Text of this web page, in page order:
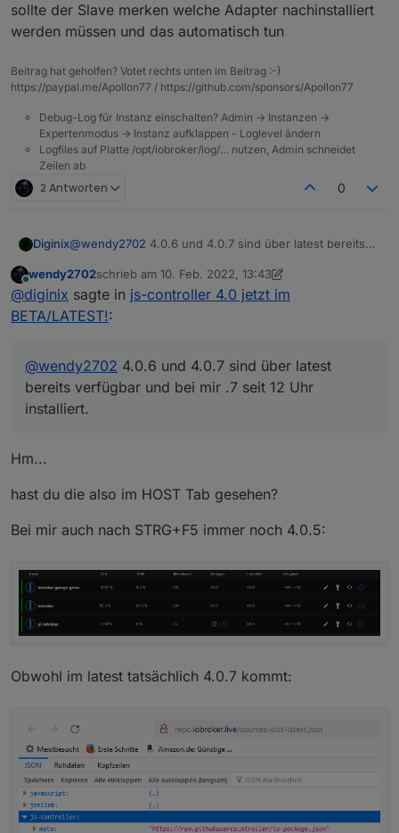
sollte der Slave merken welche Adapter nachinstalliert
werden müssen und das automatisch tun
Beitrag hat geholfen? Votet rechts unten im Beitrag :-)
https://paypal.me/Apollon77 / https://github.com/sponsors/Apollon77
Debug-Log für Instanz einschalten? Admin -> Instanzen ->
Expertenmodus -> Instanz aufklappen - Loglevel ändern
Logfiles auf Platte /opt/iobroker/log/… nutzen, Admin schneidet
Zeilen ab
2 Antworten 0
Diginix@wendy2702 4.0.6 und 4.0.7 sind über latest bereits
Online
wendy2702schrieb am 10. Feb. 2022, 13:43
zuletzt editiert von wendy27022. Okt. 2022, 14:45
@diginix sagte in js-controller 4.0 jetzt im
BETA/LATEST!:
@wendy2702 4.0.6 und 4.0.7 sind über latest
bereits verfügbar und bei mir .7 seit 12 Uhr
installiert.
Hm...
hast du die also im HOST Tab gesehen?
Bei mir auch nach STRG+F5 immer noch 4.0.5:
Obwohl im latest tatsächlich 4.0.7 kommt: